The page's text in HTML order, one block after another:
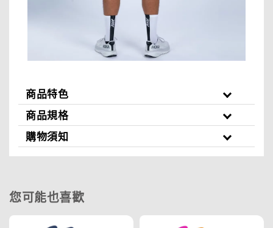
商品特色
商品規格
購物須知
您可能也喜歡